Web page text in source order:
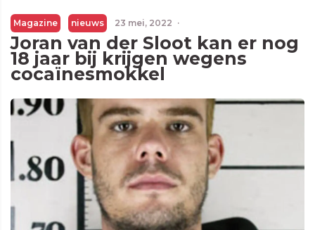
Magazine nieuws 23 mei, 2022 ·
Joran van der Sloot kan er nog
18 jaar bij krijgen wegens
cocaïnesmokkel